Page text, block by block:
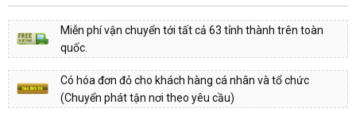
Miễn phí vận chuyển tới tất cả 63 tỉnh thành trên toàn
quốc.
Có hóa đơn đỏ cho khách hàng cá nhân và tổ chức
(Chuyển phát tận nơi theo yêu cầu)